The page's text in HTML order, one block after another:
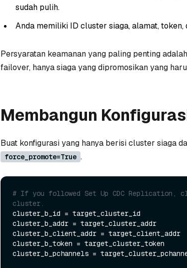
sudah pulih.
Anda memiliki ID cluster siaga, alamat, token,
Persyaratan keamanan yang paling penting
failover, hanya siaga yang dipromosikan yang
Membangun
Buat konfigurasi yang hanya berisi cluster siaga
force_promote=True .
# If you followed Set Up CDC
cluster.
cluster_b_id = target_cluster_id
cluster_b_addr = target_cluster_addr
cluster_b_client_addr = target_client_addr
cluster_b_token = target_cluster_token
cluster_b_pchannels =